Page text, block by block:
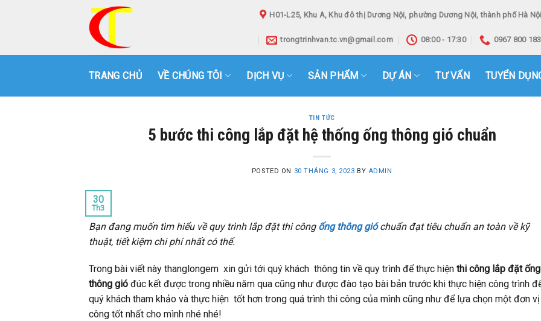
H01-L25, Khu A, Khu đô thị Dương Nội, phường Dương Nội, thành phố Hà
trongtrinhvan.tc.vn@gmail.com 08:00 - 17:30 0967 800 183
TRANG CHỦ VỀ CHÚNG TÔI DỊCH VỤ SẢN PHẨM DỰ ÁN TƯ VẤN TUYỂN
TIN TỨC
5 bước thi công lắp đặt hệ thống ống thông gió chuẩn
POSTED ON 30 THÁNG 3, 2023 BY ADMIN
30
Th3
Bạn đang muốn tìm hiểu về quy trình lắp đặt thi côngống thông gióchuẩn đạt tiêu chuẩn an toàn về kỹ
thuật, tiết kiệm chi phí nhất có thể.
Trong bài viết này thanglongem xin gửi tới quý khách thông tin về quy trình để thực hiện thi công lắp đặt ống
thông gió đúc kết được trong nhiều năm qua cũng như được đào tạo bài bản trước khi thực hiện công trình
quý khách tham khảo và thực hiện tốt hơn trong quá trình thi công của mình cũng như để lựa chọn một đơn
công tốt nhất cho mình nhé nhé!